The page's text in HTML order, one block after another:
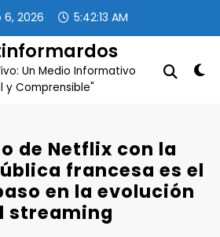
2026 5:42:14 AM
Un Medio Informativo
y Comprensible"
de Netflix con la
francesa es el
en la evolución
streaming